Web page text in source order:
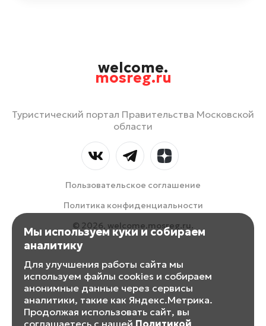
welcome.
mosreg.ru
Туристический портал Правительства Московской
области
Пользовательское соглашение
Политика конфиденциальности
© 2026, welcome.mosreg.ru.
Мы используем куки и собираем
аналитику
Для улучшения работы сайта мы
используем файлы cookies и собираем
анонимные данные через сервисы
аналитики, такие как Яндекс.Метрика.
Продолжая использовать сайт, вы
соглашаетесь с нашей Политикой